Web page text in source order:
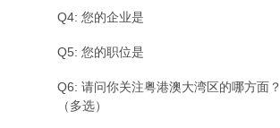
Q4: 您的企业是
Q5: 您的职位是
Q6: 请问你关注粤港澳大湾区的哪方面？
（多选）